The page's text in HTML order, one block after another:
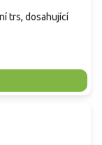
trs, dosahující